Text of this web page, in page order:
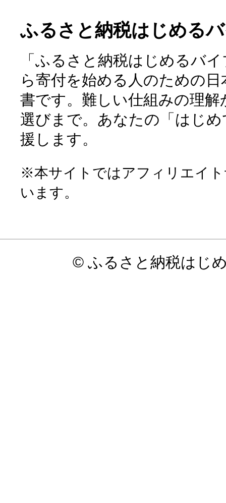
ふるさと納税はじめる
「ふるさと納税はじめるバ
ら寄付を始める人のための
書です。難しい仕組みの理
選びまで。あなたの「はじ
援します。
※本サイトではアフィリエイ
います。
© ふるさと納税はじ